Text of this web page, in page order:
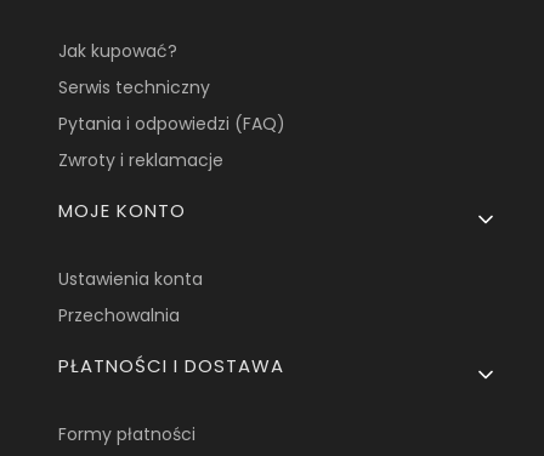
Jak kupować?
Serwis techniczny
Pytania i odpowiedzi (FAQ)
Zwroty i reklamacje
MOJE KONTO
Ustawienia konta
Przechowalnia
PŁATNOŚCI I DOSTAWA
Formy płatności